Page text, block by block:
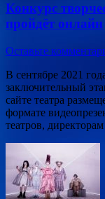
Конкурс
пройдёт онлайн
Оставьте
В сентябре 2021
заключительный
сайте театра
формате
театров,